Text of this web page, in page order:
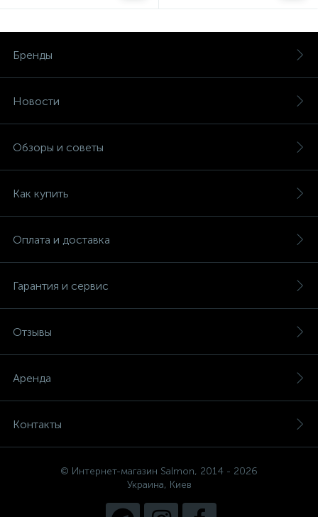
Бренды
Новости
Обзоры и советы
Как купить
Оплата и доставка
Гарантия и сервис
Отзывы
Аренда
Контакты
© Интернет-магазин Salmon, 2014 - 2026
Украина, Киев